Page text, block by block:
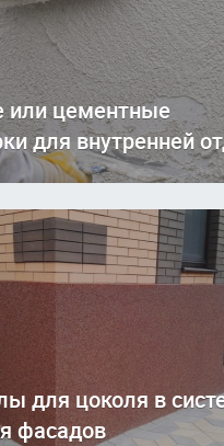
или цементные
для внутренней
для цоколя в
фасадов